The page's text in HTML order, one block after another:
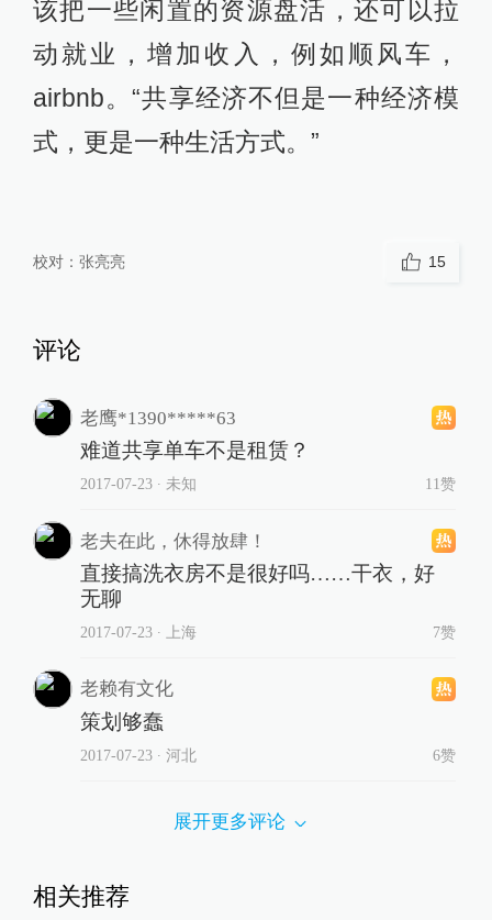
该把一些闲置的资源盘活，还可以拉
动就业，增加收入，例如顺风车，
airbnb。“共享经济不但是一种经济模
式，更是一种生活方式。”
校对： 张亮亮 15
评论
老鹰*1390*****63
难道共享单车不是租赁？
2017-07-23∙ 未知 11赞
老夫在此，休得放肆！
直接搞洗衣房不是很好吗……干衣，好
无聊
2017-07-23∙ 上海 7赞
老赖有文化
策划够蠢
2017-07-23∙ 河北 6赞
展开更多评论
相关推荐